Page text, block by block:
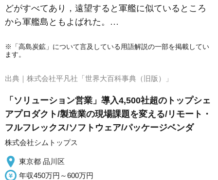
どがすべてあり，遠望すると軍艦に似ているところ
から軍艦島ともよばれた。…
※「高島炭鉱」について言及している用語解説の一部を掲載してい
ます。
出典｜ 株式会社平凡社「世界大百科事典（旧版）」
「ソリューション営業」導入4,500社超のトップシェ
アプロダクト/製造業の現場課題を変える/リモート・
フルフレックス/ソフトウェア/パッケージベンダ
株式会社シムトップス
東京都 品川区
年収450万円～600万円